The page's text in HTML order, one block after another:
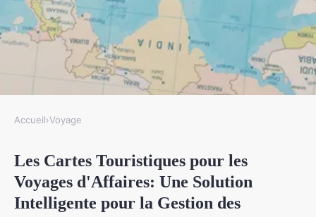
VOYAGE
Les cartes touristiques pour les
voyages d'affaires
Accueil›Voyage
Les Cartes Touristiques pour les
Voyages d'Affaires: Une Solution
Intelligente pour la Gestion des